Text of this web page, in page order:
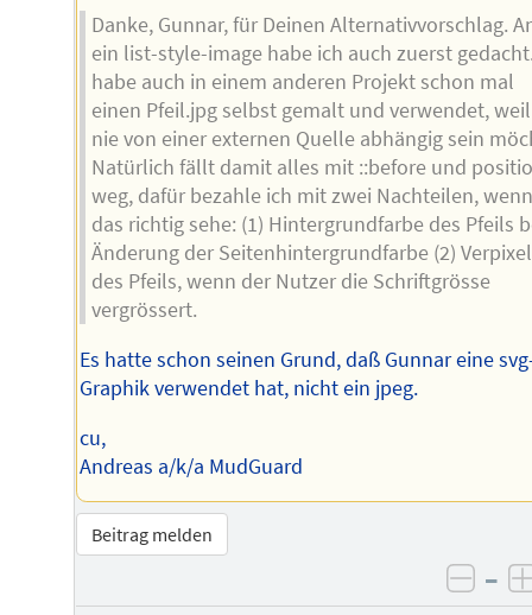
Danke, Gunnar, für Deinen Alternativvorschlag.
ein list-style-image habe ich auch zuerst
habe auch in einem anderen Projekt schon mal
einen Pfeil.jpg selbst gemalt und verwendet,
nie von einer externen Quelle abhängig sein
Natürlich fällt damit alles mit ::before und
weg, dafür bezahle ich mit zwei Nachteilen,
das richtig sehe: (1) Hintergrundfarbe des Pfeils
Änderung der Seitenhintergrundfarbe (2)
des Pfeils, wenn der Nutzer die Schriftgrösse
vergrössert.
Es hatte schon seinen Grund, daß Gunnar eine
Graphik verwendet hat, nicht ein jpeg.
cu,
Andreas a/k/a MudGuard
Beitrag melden
–